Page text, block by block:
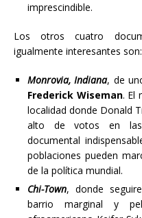
imprescindible.
Los otros cuatro
igualmente interesantes son:
Monrovia, Indiana, de
Frederick Wiseman. El
localidad donde Donald
alto de votos en las
documental
poblaciones pueden
de la política mundial.
Chi-Town, donde
barrio marginal y